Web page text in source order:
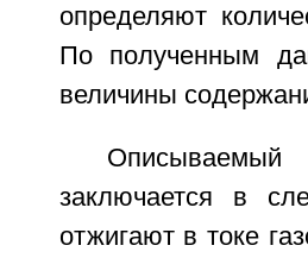
определяют
По полученным
величины
заключается в
отжигают в токе